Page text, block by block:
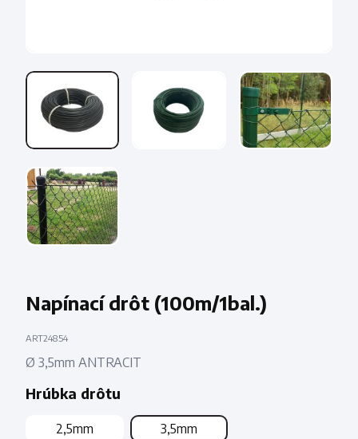
Napínací drôt (100m/1bal.)
ART24854
Ø 3,5mm ANTRACIT
Hrúbka drôtu
2,5mm 3,5mm